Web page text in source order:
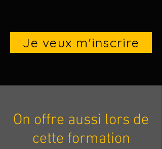
Je veux m'inscrire
On offre aussi lors de
cette formation